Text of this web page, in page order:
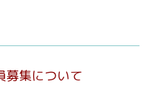
募集について